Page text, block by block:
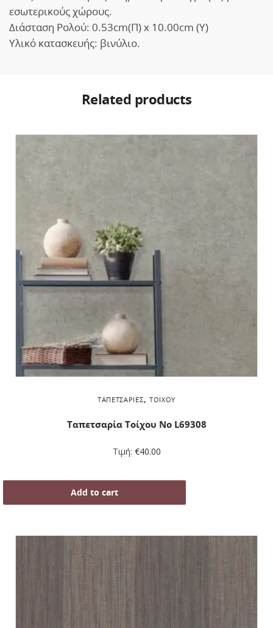
εσωτερικούς χώρους.
Διάσταση Ρολού: 0.53cm(Π) x 10.00cm (Υ)
Υλικό κατασκευής: βινύλιο.
Related products
ΤΑΠΕΤΣΑΡΊΕΣ, ΤΟΊΧΟΥ
Ταπετσαρία Τοίχου Νο L69308
Τιμή: €40.00
Add to cart